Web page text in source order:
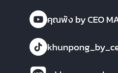
คุณพ้ง by CEO